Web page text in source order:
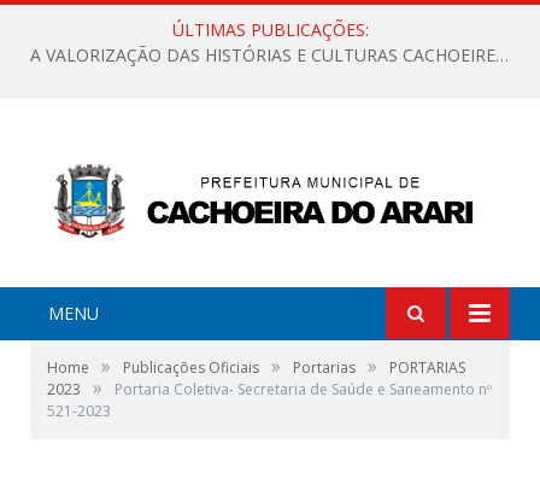
ÚLTIMAS PUBLICAÇÕES:
A VALORIZAÇÃO DAS HISTÓRIAS E CULTURAS CACHOEIRENSES
MENU
Home » Publicações Oficiais » Portarias »
PORTARIAS
2023
»
Portaria Coletiva- Secretaria de Saúde e Saneamento nº
521-2023